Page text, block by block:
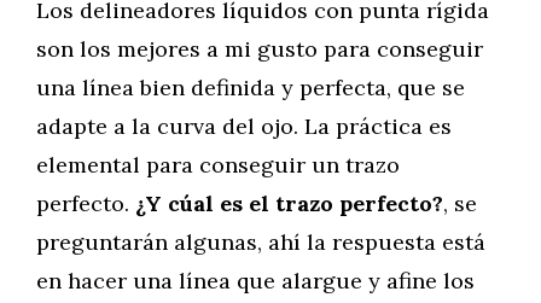
Los delineadores líquidos con punta rígida
son los mejores a mi gusto para conseguir
una línea bien definida y perfecta, que se
adapte a la curva del ojo. La práctica es
elemental para conseguir un trazo
perfecto. ¿Y cúal es el trazo perfecto?, se
preguntarán algunas, ahí la respuesta está
en hacer una línea que alargue y afine los